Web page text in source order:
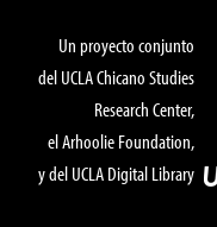
Un proyecto conjunto
del UCLA Chicano Studies
Research Center,
el Arhoolie Foundation,
y del UCLA Digital Library